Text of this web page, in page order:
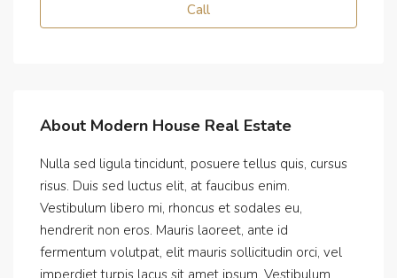
Call
About Modern House Real Estate
Nulla sed ligula tincidunt, posuere tellus quis, cursus
risus. Duis sed luctus elit, at faucibus enim.
Vestibulum libero mi, rhoncus et sodales eu,
hendrerit non eros. Mauris laoreet, ante id
fermentum volutpat, elit mauris sollicitudin orci, vel
imperdiet turpis lacus sit amet ipsum. Vestibulum